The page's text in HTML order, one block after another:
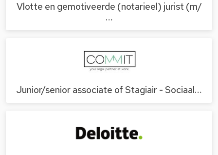
Vlotte en gemotiveerde (notarieel) jurist (m/
…
Junior/senior associate of Stagiair - Sociaal…